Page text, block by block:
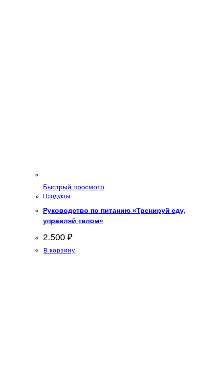
Быстрый просмотр
Продукты
Руководство по питанию «Тренируй еду,
управляй телом»
2.500 ₽
В корзину